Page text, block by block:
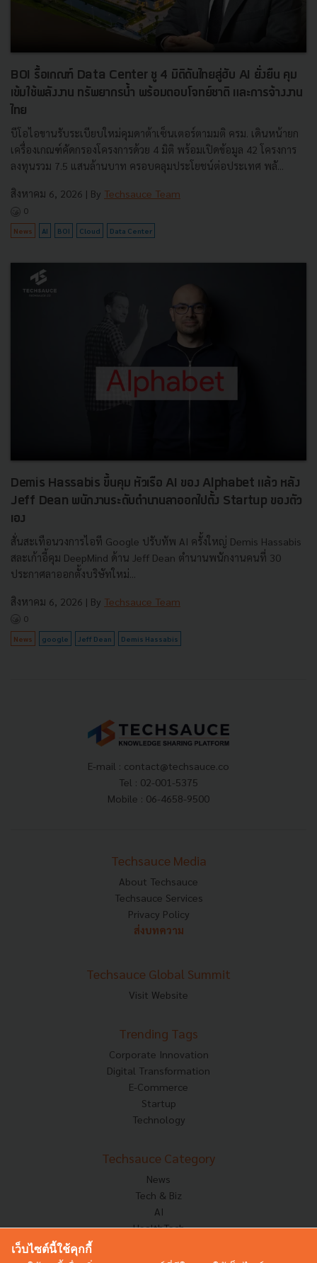
BOI รื้อเกณฑ์ Data Center ชู 4 มิติดันไทยสู่ฮับ AI ยั่งยืน คุม
เข้มใช้พลังงาน ทรัพยากรน้ำ พร้อมตอบโจทย์ชาติ และการจ้างงาน
ไทย
บีโอไอขานรับระเบียบใหม่คุมดาต้าเซ็นเตอร์ตามมติ ครม. เดินหน้ายก
เครื่องเกณฑ์คัดกรองโครงการด้วย 4 มิติ พร้อมเปิดข้อมูล 42 โครงการ
ลงทุนรวม 7.5 แสนล้านบาท ครอบคลุมประโยชน์ต่อประเทศ พลั...
สิงหาคม 6, 2026 | By Techsauce Team
0
News AI BOI Cloud Data Center
Demis Hassabis ขึ้นคุม หัวเรือ AI ของ Alphabet แล้ว หลัง
Jeff Dean พนักงานระดับตำนานลาออกไปตั้ง Startup ของตัว
เอง
สั่นสะเทือนวงการไอที Google ปรับทัพ AI ครั้งใหญ่ Demis Hassabis
สละเก้าอี้คุม DeepMind ด้าน Jeff Dean ตำนานพนักงานคนที่ 30
ประกาศลาออกตั้งบริษัทใหม่...
สิงหาคม 6, 2026 | By Techsauce Team
0
News google Jeff Dean Demis Hassabis
E-mail : contact@techsauce.co
Tel : 02-001-5375
Mobile : 06-4658-9500
Techsauce Media
About Techsauce
Techsauce Services
Privacy Policy
ส่งบทความ
Techsauce Global Summit
Visit Website
Trending Tags
Corporate Innovation
Digital Transformation
E-Commerce
Startup
Technology
Techsauce Category
News
Tech & Biz
AI
HealthTech
Corp Innov
เว็บไซต์นี้ใช้คุกกี้